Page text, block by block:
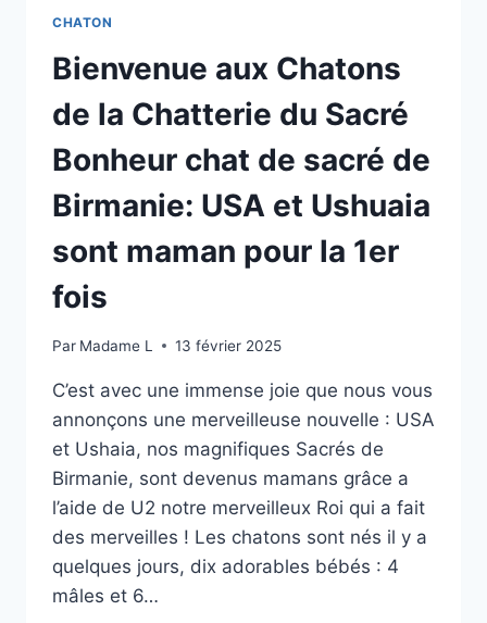
CHATON
Bienvenue aux Chatons
de la Chatterie du Sacré
Bonheur chat de sacré de
Birmanie: USA et Ushuaia
sont maman pour la 1er
fois
Par Madame L 13 février 2025
C’est avec une immense joie que nous vous
annonçons une merveilleuse nouvelle : USA
et Ushaia, nos magnifiques Sacrés de
Birmanie, sont devenus mamans grâce a
l’aide de U2 notre merveilleux Roi qui a fait
des merveilles ! Les chatons sont nés il y a
quelques jours, dix adorables bébés : 4
mâles et 6…